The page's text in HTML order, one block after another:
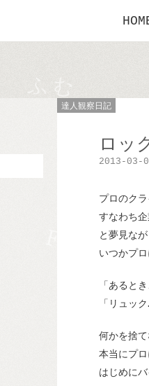
達人観察日記
ロッ
2013-03-
プロのクラ
すなわち
と夢見な
いつかプ
「あると
「リュック
何かを捨て
本当にプロ
はじめに